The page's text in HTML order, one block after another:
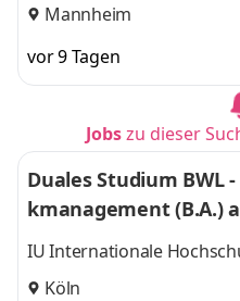
Mannheim
vor 9 Tagen
Jobszu dieser
Duales Studium BWL
kmanagement (B.A.)
l
IU Internationale
Köln